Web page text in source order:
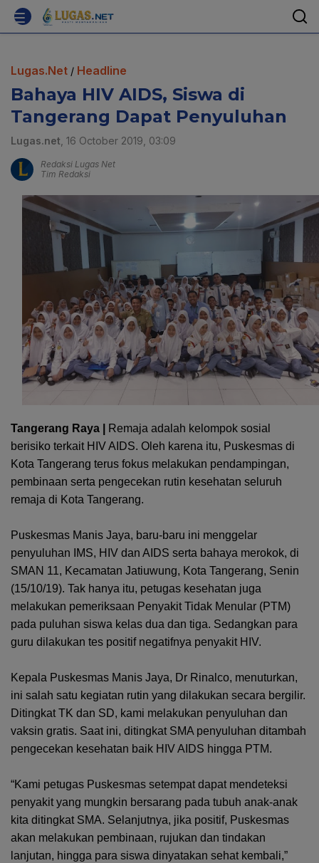
Lugas.Net / Headline
Bahaya HIV AIDS, Siswa di
Tangerang Dapat Penyuluhan
Lugas.net , 16 October 2019, 03:09
Redaksi Lugas Net
Tim Redaksi
Tangerang Raya |
Remaja adalah kelompok sosial
berisiko terkait HIV AIDS. Oleh karena itu, Puskesmas di
Kota Tangerang terus fokus melakukan pendampingan,
pembinaan serta pengecekan rutin kesehatan seluruh
remaja di Kota Tangerang.
Puskesmas Manis Jaya, baru-baru ini menggelar
penyuluhan IMS, HIV dan AIDS serta bahaya merokok, di
SMAN 11, Kecamatan Jatiuwung, Kota Tangerang, Senin
(15/10/19). Tak hanya itu, petugas kesehatan juga
melakukan pemeriksaan Penyakit Tidak Menular (PTM)
pada puluhan siswa kelas dua dan tiga. Sedangkan para
guru dilakukan tes positif negatifnya penyakit HIV.
Kepala Puskesmas Manis Jaya, Dr Rinalco, menuturkan,
ini salah satu kegiatan rutin yang dilakukan secara bergilir.
Ditingkat TK dan SD, kami melakukan penyuluhan dan
vaksin gratis. Saat ini, ditingkat SMA penyuluhan ditambah
pengecekan kesehatan baik HIV AIDS hingga PTM.
“Kami petugas Puskesmas setempat dapat mendeteksi
penyakit yang mungkin bersarang pada tubuh anak-anak
kita ditingkat SMA. Selanjutnya, jika positif, Puskesmas
akan melakukan pembinaan, rujukan dan tindakan
lanjutan, hingga para siswa dinyatakan sehat kembali,”